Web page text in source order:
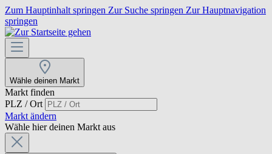
Zum Hauptinhalt springen Zur Suche springen Zur Hauptnavigation
springen
Wähle deinen Markt
Markt finden
PLZ / Ort
Markt ändern
Wähle hier deinen Markt aus